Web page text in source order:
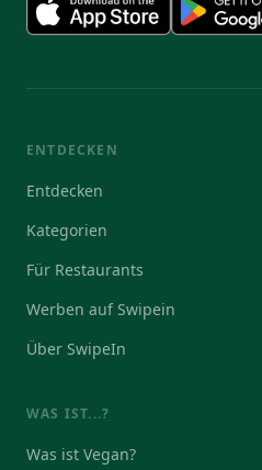
ENTDECKEN
Entdecken
Kategorien
Für Restaurants
Werben auf Swipein
Über SwipeIn
WAS IST...?
Was ist Vegan?